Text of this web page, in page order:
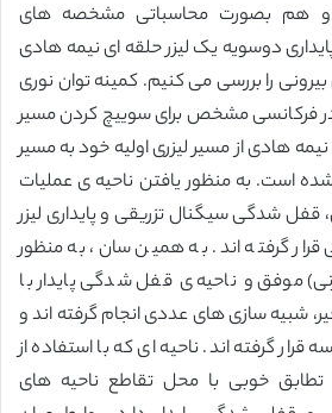
و هم بصورت محاسباتی مشخصه های
دوسویه یک لیزر حلقه ای نیمه هادی
را بررسی می کنیم. کمینه توان نوری
در فرکانسی مشخص برای سوییچ کردن مسیر
هادی از مسیر لیزری اولیه خود به مسیر
شده است. به منظور یافتن ناحیه ی عملیات
قفل شدگی سیگنال تزریقی و پایداری لیزر
گرفته اند. به همین سان، به منظور
موفق و ناحیه ی قفل شدگی پایدار با
شبیه سازی های عددی انجام گرفته اند و
قرار گرفته اند. ناحیه ای که با استفاده از
خوبی با محل تقاطع ناحیه های